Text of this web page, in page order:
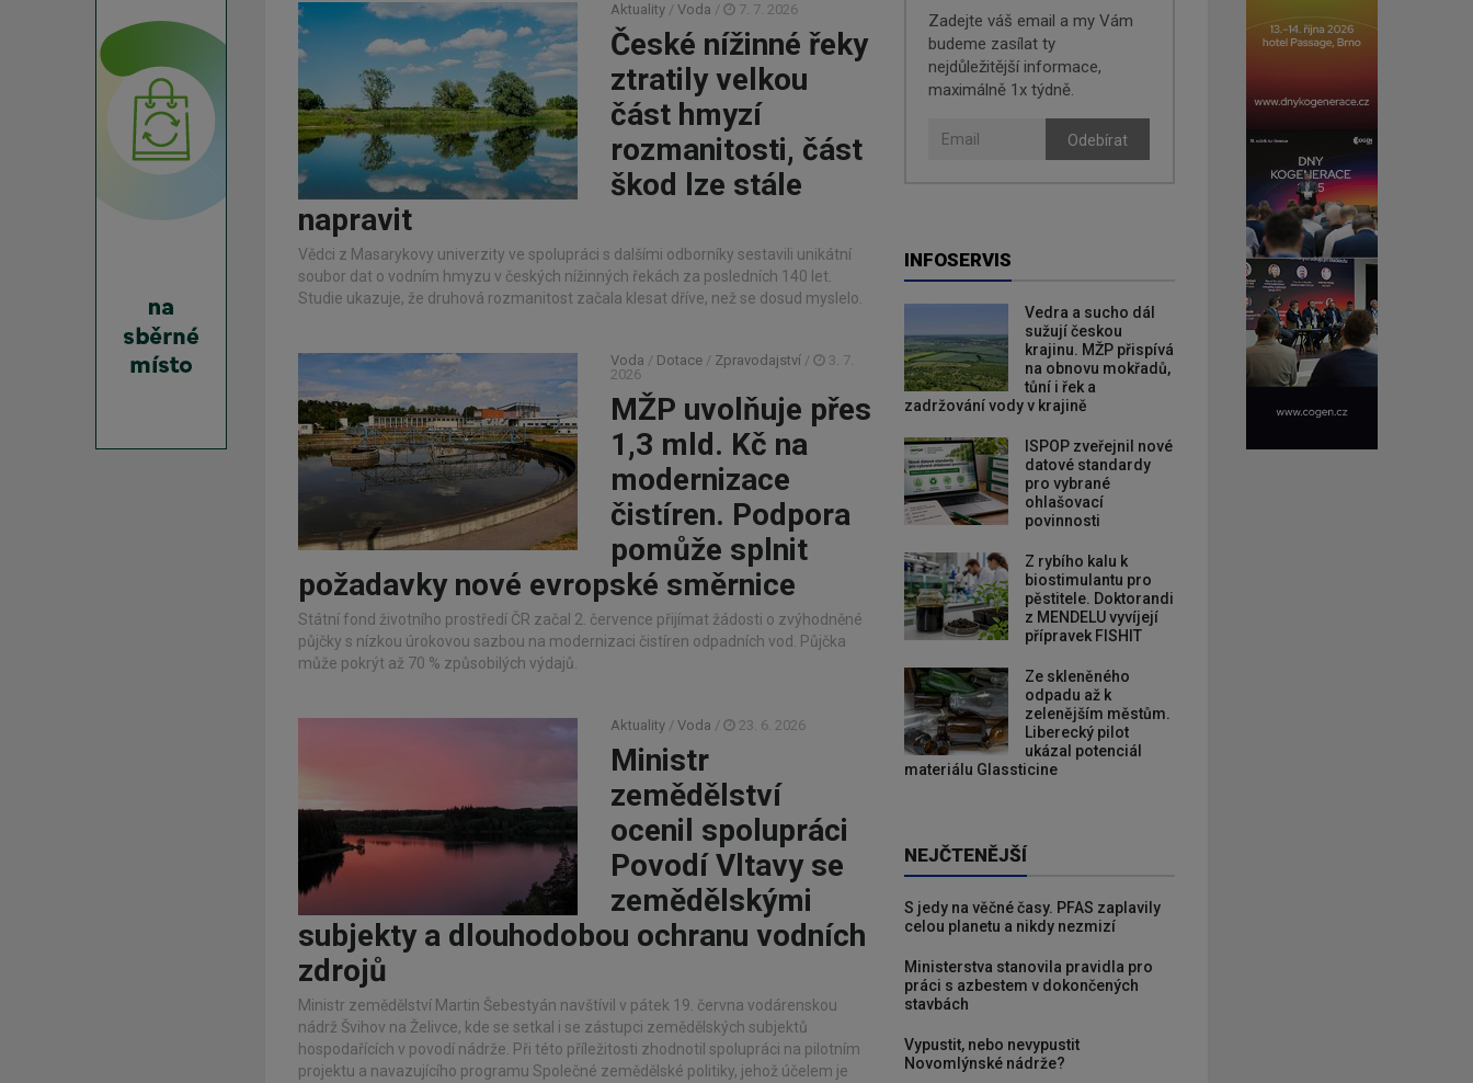
Aktuality / Voda / 7. 7. 2026
České nížinné řeky
ztratily velkou
část hmyzí
rozmanitosti, část
škod lze stále
napravit
Vědci z Masarykovy univerzity ve spolupráci s dalšími odborníky sestavili unikátní
soubor dat o vodním hmyzu v českých nížinných řekách za posledních 140 let.
Studie ukazuje, že druhová rozmanitost začala klesat dříve, než se dosud myslelo.
Voda / Dotace / Zpravodajství /
3. 7.
2026
MŽP uvolňuje přes
1,3 mld. Kč na
modernizace
čistíren. Podpora
pomůže splnit
požadavky nové evropské směrnice
Státní fond životního prostředí ČR začal 2. července přijímat žádosti o zvýhodněné
půjčky s nízkou úrokovou sazbou na modernizaci čistíren odpadních vod. Půjčka
může pokrýt až 70 % způsobilých výdajů.
Aktuality / Voda / 23. 6. 2026
Ministr
zemědělství
ocenil spolupráci
Povodí Vltavy se
zemědělskými
subjekty a dlouhodobou ochranu vodních
zdrojů
Ministr zemědělství Martin Šebestyán navštívil v pátek 19. června vodárenskou
nádrž Švihov na Želivce, kde se setkal i se zástupci zemědělských subjektů
hospodařících v povodí nádrže. Při této příležitosti zhodnotil spolupráci na pilotním
projektu a navazujícího programu Společné zemědělské politiky, jehož účelem je
Zadejte váš email a my Vám
budeme zasílat ty
nejdůležitější informace,
maximálně 1x týdně.
Odebírat
INFOSERVIS
Vedra a sucho dál
sužují českou
krajinu. MŽP přispívá
na obnovu mokřadů,
tůní i řek a
zadržování vody v krajině
ISPOP zveřejnil nové
datové standardy
pro vybrané
ohlašovací
povinnosti
Z rybího kalu k
biostimulantu pro
pěstitele. Doktorandi
z MENDELU vyvíjejí
přípravek FISHIT
Ze skleněného
odpadu až k
zelenějším městům.
Liberecký pilot
ukázal potenciál
materiálu Glassticine
NEJČTENĚJŠÍ
S jedy na věčné časy. PFAS zaplavily
celou planetu a nikdy nezmizí
Ministerstva stanovila pravidla pro
práci s azbestem v dokončených
stavbách
Vypustit, nebo nevypustit
Novomlýnské nádrže?